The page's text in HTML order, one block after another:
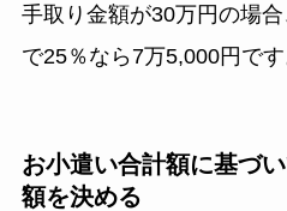
手取り金額が30万円の場
で25％なら7万5,000円です
お小遣い合計額に基づ
額を決める